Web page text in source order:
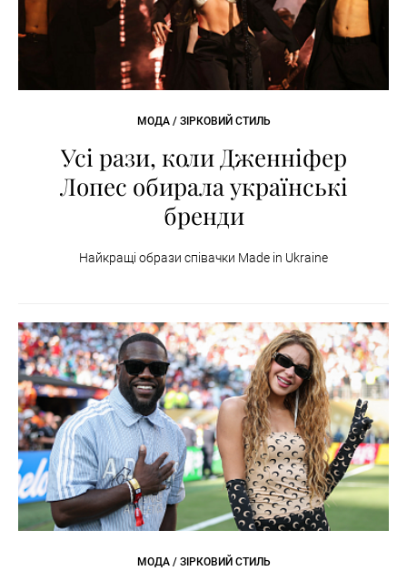
МОДА / ЗІРКОВИЙ СТИЛЬ
Усі рази, коли Дженніфер
Лопес обирала українські
бренди
Найкращі образи співачки Made in Ukraine
МОДА / ЗІРКОВИЙ СТИЛЬ